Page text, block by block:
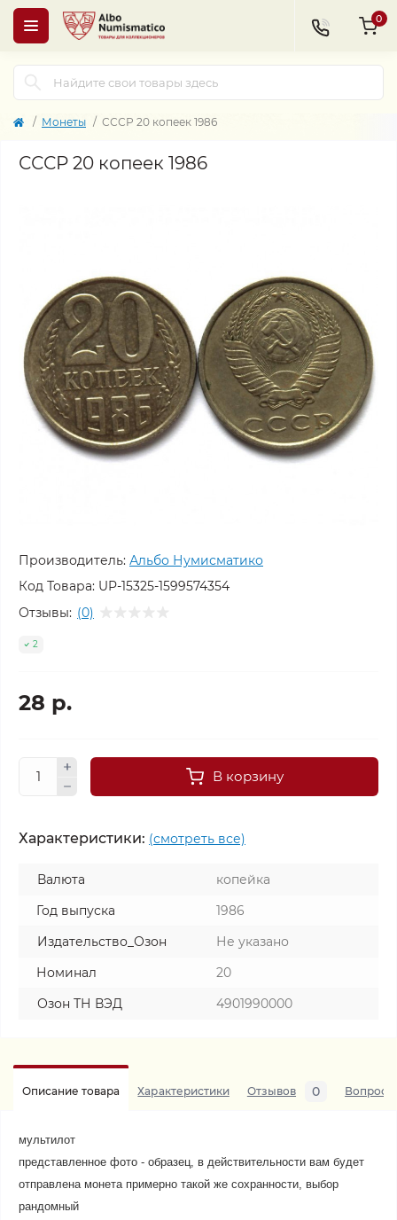
0
Монеты СССР 20 копеек 1986
СССР 20 копеек 1986
Производитель: Альбо Нумисматико
Код Товара: UP-15325-1599574354
Отзывы: (0)
2
28 р.
В корзину
Характеристики: (смотреть все)
Валюта
копейка
Год выпуска
1986
Издательство_Озон
Не указано
Номинал
20
Озон ТН ВЭД
4901990000
Описание товара Характеристики Отзывов 0 Вопросы
мультилот
представленное фото - образец, в действительности вам будет
отправлена монета примерно такой же сохранности, выбор
рандомный